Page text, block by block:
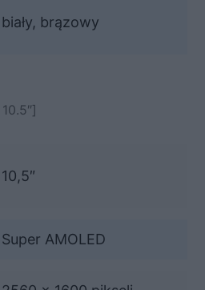
biały, brązowy
10,5″
Super AMOLED